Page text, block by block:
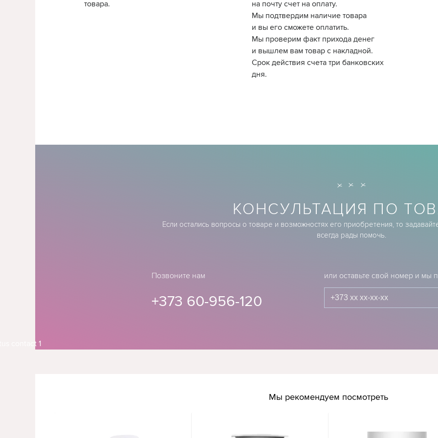
товара.
на почту счет на оплату.
Мы подтвердим наличие товара
и вы его сможете оплатить.
Мы проверим факт прихода денег
и вышлем вам товар с накладной.
Срок действия счета три банковских
дня.
КОНСУЛЬТАЦИЯ ПО
Если остались вопросы о товаре и возможностях его приобретения, то
всегда рады помочь.
Позвоните нам или оставьте свой номер и мы
+373 60-956-120
Мы рекомендуем посмотреть